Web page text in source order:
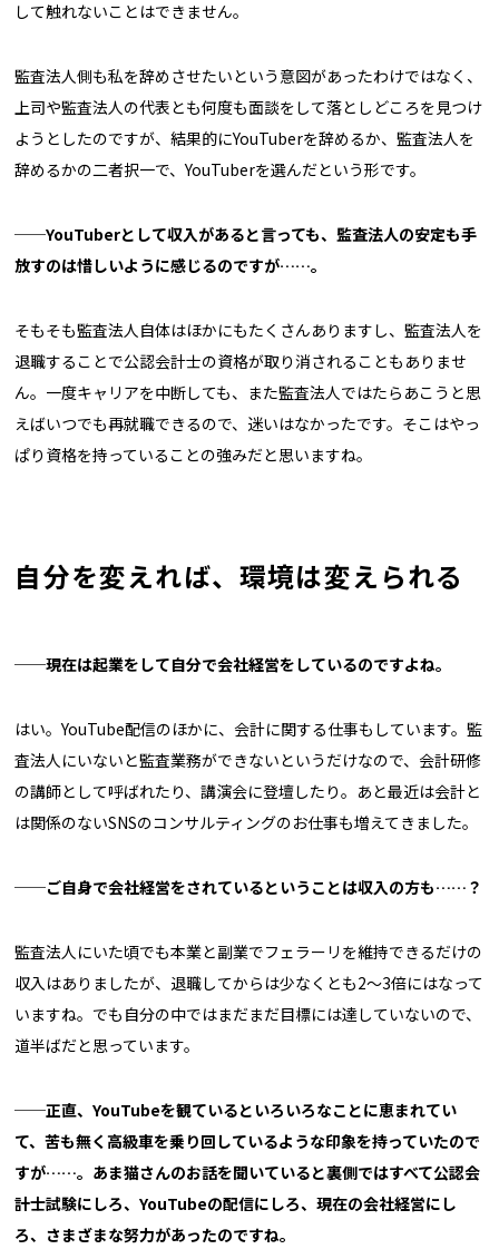
して触れないことはできません。
監査法人側も私を辞めさせたいという意図があったわけではなく、
上司や監査法人の代表とも何度も面談をして落としどころを見つけ
ようとしたのですが、結果的にYouTuberを辞めるか、監査法人を
辞めるかの二者択一で、YouTuberを選んだという形です。
──YouTuberとして収入があると言っても、監査法人の安定も手
放すのは惜しいように感じるのですが……。
そもそも監査法人自体はほかにもたくさんありますし、監査法人を
退職することで公認会計士の資格が取り消されることもありませ
ん。一度キャリアを中断しても、また監査法人ではたらあこうと思
えばいつでも再就職できるので、迷いはなかったです。そこはやっ
ぱり資格を持っていることの強みだと思いますね。
自分を変えれば、環境は変えられる
──現在は起業をして自分で会社経営をしているのですよね。
はい。YouTube配信のほかに、会計に関する仕事もしています。監
査法人にいないと監査業務ができないというだけなので、会計研修
の講師として呼ばれたり、講演会に登壇したり。あと最近は会計と
は関係のないSNSのコンサルティングのお仕事も増えてきました。
──ご自身で会社経営をされているということは収入の方も……？
監査法人にいた頃でも本業と副業でフェラーリを維持できるだけの
収入はありましたが、退職してからは少なくとも2〜3倍にはなって
いますね。でも自分の中ではまだまだ目標には達していないので、
道半ばだと思っています。
──正直、YouTubeを観ているといろいろなことに恵まれてい
て、苦も無く高級車を乗り回しているような印象を持っていたので
すが……。あま猫さんのお話を聞いていると裏側ではすべて公認会
計士試験にしろ、YouTubeの配信にしろ、現在の会社経営にし
ろ、さまざまな努力があったのですね。